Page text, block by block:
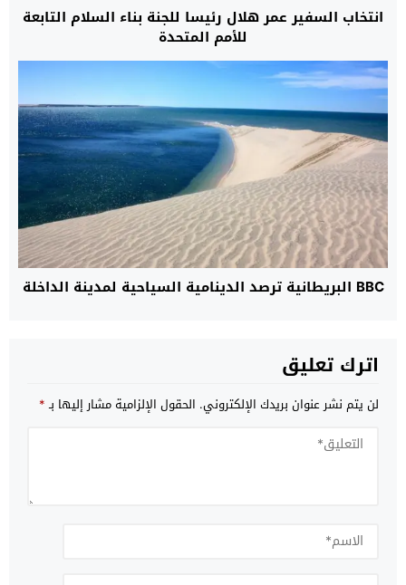
انتخاب السفير عمر هلال رئيسا للجنة بناء السلام التابعة
للأمم المتحدة
BBC البريطانية ترصد الدينامية السياحية لمدينة الداخلة
اترك تعليق
لن يتم نشر عنوان بريدك الإلكتروني. الحقول الإلزامية مشار إليها بـ*